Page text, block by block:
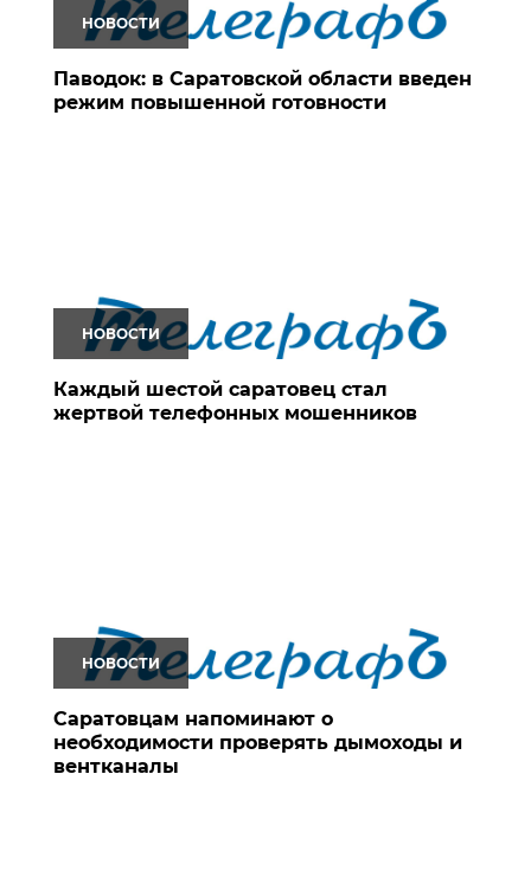
НОВОСТИ
Паводок: в Саратовской области введен
режим повышенной готовности
НОВОСТИ
Каждый шестой саратовец стал
жертвой телефонных мошенников
НОВОСТИ
Саратовцам напоминают о
необходимости проверять дымоходы и
вентканалы